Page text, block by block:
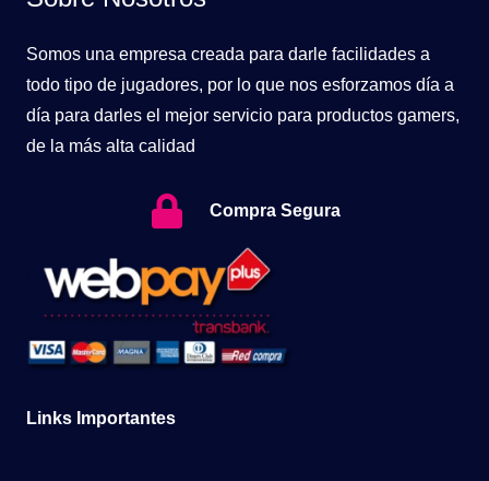
Somos una empresa creada para darle facilidades a
todo tipo de jugadores, por lo que nos esforzamos día a
día para darles el mejor servicio para productos gamers,
de la más alta calidad
Compra Segura
Links Importantes